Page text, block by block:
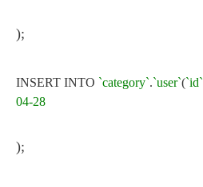
);
INSERT INTO `category`.`user`(`id`
04-28
);